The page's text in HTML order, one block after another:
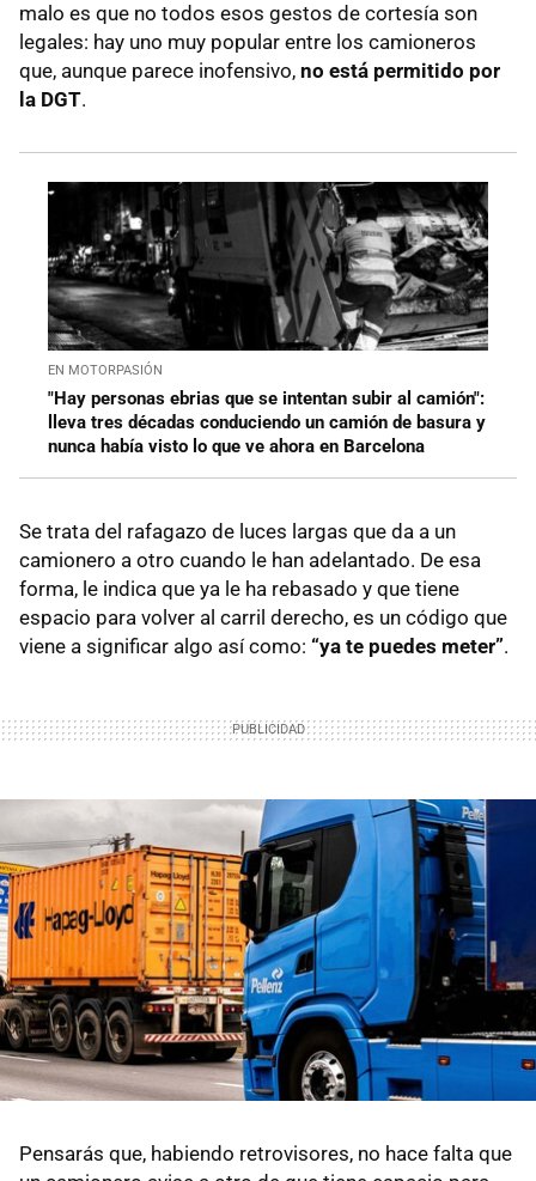
malo es que no todos esos gestos de cortesía son
legales: hay uno muy popular entre los camioneros
que, aunque parece inofensivo, no está permitido por
la DGT.
EN MOTORPASIÓN
"Hay personas ebrias que se intentan subir al camión":
lleva tres décadas conduciendo un camión de basura y
nunca había visto lo que ve ahora en Barcelona
Se trata del rafagazo de luces largas que da a un
camionero a otro cuando le han adelantado. De esa
forma, le indica que ya le ha rebasado y que tiene
espacio para volver al carril derecho, es un código que
viene a significar algo así como: “ya te puedes meter”.
Pensarás que, habiendo retrovisores, no hace falta que